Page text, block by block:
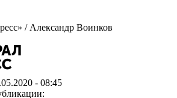
/ Александр Воинков
- 08:45